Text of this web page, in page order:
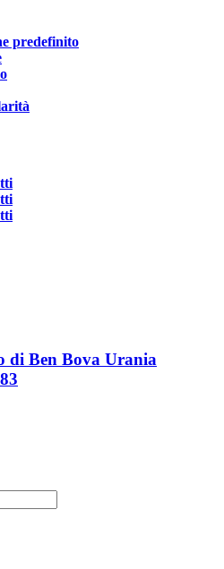
predefinito
di Ben Bova Urania